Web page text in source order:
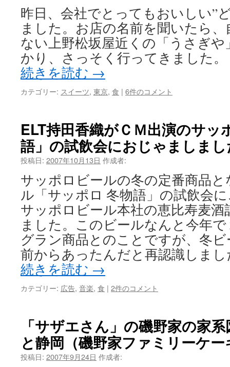
昨日、会社でとってもおいしい”
ました。お店の名前を聞いたら
ない上野松坂屋近くの「うさぎ
かり、さっそく行ってきました。
続きを読む →
カテゴリー: スイーツ, 東京, 食 | 6件のコメント
ELT持田香織がＣＭ出演のサッ
語」の試飲会におじゃましま
投稿日: 2007年10月13日 作成者:
サッポロビールの冬の定番商品
ル「サッポロ 冬物語」の試飲会
サッポロビール本社の恵比寿麦
ました。このビールなんと今年
グラン商品とのことですが、冬
前からあったんだと再認識しまし
続きを読む →
カテゴリー: 広告, 音楽, 食 | 2件のコメント
「サザエさん」の磯野家の家
と静岡（磯野家ファミリーケ
投稿日: 2007年9月24日 作成者: